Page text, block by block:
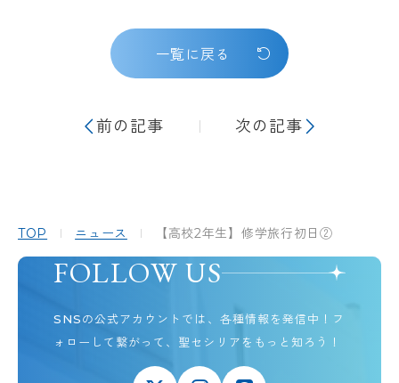
前の記事
一覧に戻る
次の記事
TOP ニュース 【高校2年生】修学旅行初日②
FOLLOW US
SNSの公式アカウントでは、各種情報を発信中！ フ
ォローして繋がって、聖セシリアをもっと知ろう！